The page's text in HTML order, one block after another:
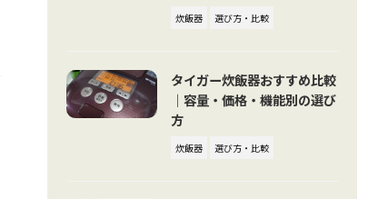
炊飯器 選び方・比較
タイガー炊飯器おすすめ比較
｜容量・価格・機能別の選び
方
炊飯器 選び方・比較